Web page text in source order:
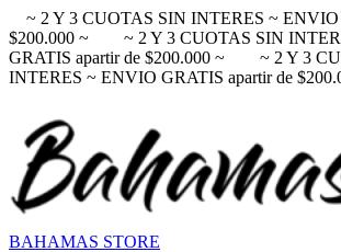
~ 2 Y 3 CUOTAS SIN INTERES ~ ENVIO
$200.000 ~
~ 2 Y 3 CUOTAS SIN
GRATIS apartir de $200.000 ~
~ 2 Y 3
INTERES ~ ENVIO GRATIS apartir de
BAHAMAS STORE